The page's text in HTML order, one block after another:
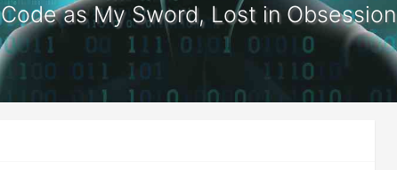
Code as My Sword, Lost in Obsession